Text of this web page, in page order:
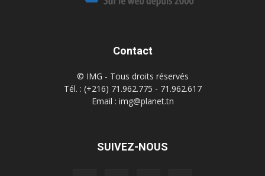
Contact
© IMG - Tous droits réservés
Tél. : (+216) 71.962.775 - 71.962.617
Email : img@planet.tn
SUIVEZ-NOUS